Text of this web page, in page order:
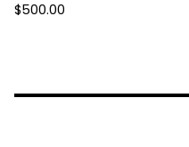
$500.00